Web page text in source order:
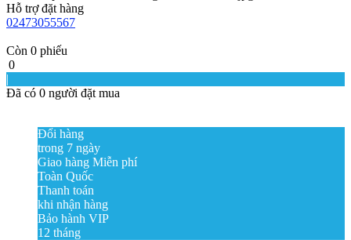
Hỗ trợ đặt hàng
02473055567
Còn 0 phiếu
0
|
Đã có 0 người đặt mua
Đổi hàng
trong 7 ngày
Giao hàng Miễn phí
Toàn Quốc
Thanh toán
khi nhận hàng
Bảo hành VIP
12 tháng